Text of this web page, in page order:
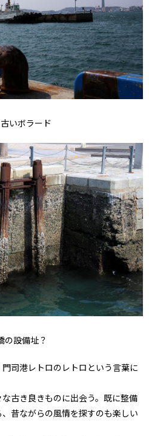
いボラード
の設備址？
司港レトロのレトロという言葉に
古き良きものに出会う。既に整備
昔ながらの風情を探すのも楽しい